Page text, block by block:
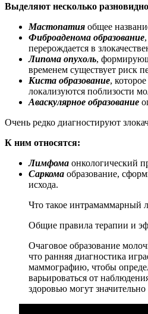
Выделяют несколько
Мастопатия общее
Фиброаденома образование
перерождается в
Липома опухоль,
временем существует риск
Киста образование,
локализуются поблизости
Аваскулярное образование
Очень редко диагностируют
К ним относятся:
Лимфома онкологический
Саркома образование,
исхода.
Что такое интрамаммарный
Общие правила терапии и
Очаговое образование
что ранняя диагностика
маммографию, чтобы
варьироваться от
здоровью могут